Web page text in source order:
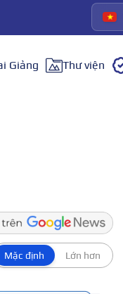
Giảng Thư viện
Mặc định Lớn hơn